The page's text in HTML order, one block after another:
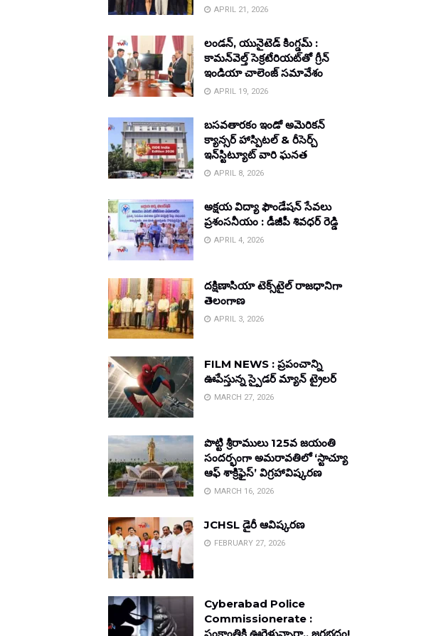
APRIL 21, 2026
లండన్, యునైటెడ్ కింగ్డమ్ :
కామన్‌వెల్త్ సెక్రటేరియట్‌తో గ్రీన్
ఇండియా చాలెంజ్ సమావేశం
APRIL 19, 2026
బసవతారకం ఇండో అమెరికన్
క్యాన్సర్ హాస్పిటల్ & రీసెర్చ్
ఇన్‌స్టిట్యూట్ వారి ఘనత
APRIL 8, 2026
అక్షయ విద్యా ఫౌండేషన్ సేవలు
ప్రశంసనీయం : డీజీపీ శివధర్ రెడ్డి
APRIL 4, 2026
దక్షిణాసియా టెక్స్‌టైల్ రాజధానిగా
తెలంగాణ
APRIL 3, 2026
FILM NEWS : ప్రపంచాన్ని
ఊపేస్తున్న స్పైడర్ మ్యాన్ ట్రైలర్
MARCH 27, 2026
పొట్టి శ్రీరాములు 125వ జయంతి
సందర్భంగా అమరావతిలో ‘స్టాచ్యూ
ఆఫ్ శాక్రిఫైస్’ విగ్రహావిష్కరణ
MARCH 16, 2026
JCHSL డైరీ ఆవిష్కరణ
FEBRUARY 27, 2026
Cyberabad Police
Commissionerate :